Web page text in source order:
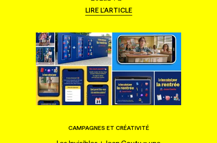
LIRE L'ARTICLE
CAMPAGNES ET CRÉATIVITÉ